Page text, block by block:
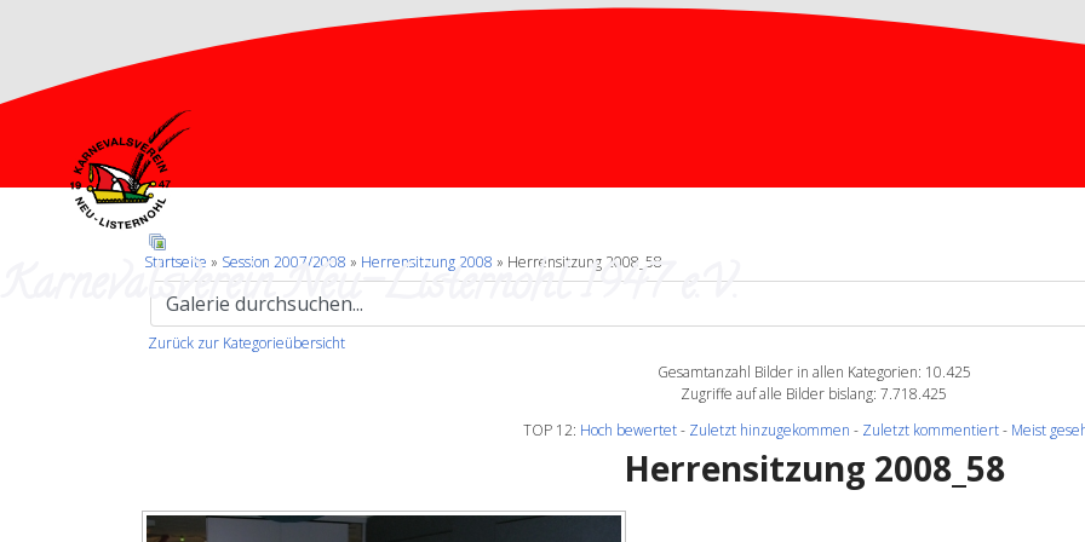
Karnevalsverein Neu-Listernohl 1947 e.V.
Startseite » Session 2007/2008 » Herrensitzung 2008 » Herrensitzung 2008_58
Zurück zur Kategorieübersicht
Gesamtanzahl Bilder in allen Kategorien: 10.425
Zugriffe auf alle Bilder bislang: 7.718.425
TOP 12: Hoch bewertet- Zuletzt hinzugekommen - Zuletzt kommentiert- Meist
Herrensitzung 2008_58